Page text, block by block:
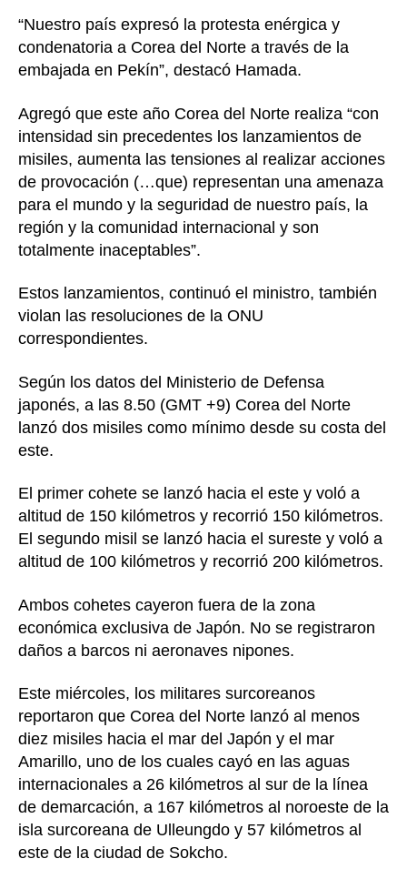
“Nuestro país expresó la protesta enérgica y
condenatoria a Corea del Norte a través de la
embajada en Pekín”, destacó Hamada.
Agregó que este año Corea del Norte realiza “con
intensidad sin precedentes los lanzamientos de
misiles, aumenta las tensiones al realizar acciones
de provocación (…que) representan una amenaza
para el mundo y la seguridad de nuestro país, la
región y la comunidad internacional y son
totalmente inaceptables”.
Estos lanzamientos, continuó el ministro, también
violan las resoluciones de la ONU
correspondientes.
Según los datos del Ministerio de Defensa
japonés, a las 8.50 (GMT +9) Corea del Norte
lanzó dos misiles como mínimo desde su costa del
este.
El primer cohete se lanzó hacia el este y voló a
altitud de 150 kilómetros y recorrió 150 kilómetros.
El segundo misil se lanzó hacia el sureste y voló a
altitud de 100 kilómetros y recorrió 200 kilómetros.
Ambos cohetes cayeron fuera de la zona
económica exclusiva de Japón. No se registraron
daños a barcos ni aeronaves nipones.
Este miércoles, los militares surcoreanos
reportaron que Corea del Norte lanzó al menos
diez misiles hacia el mar del Japón y el mar
Amarillo, uno de los cuales cayó en las aguas
internacionales a 26 kilómetros al sur de la línea
de demarcación, a 167 kilómetros al noroeste de la
isla surcoreana de Ulleungdo y 57 kilómetros al
este de la ciudad de Sokcho.